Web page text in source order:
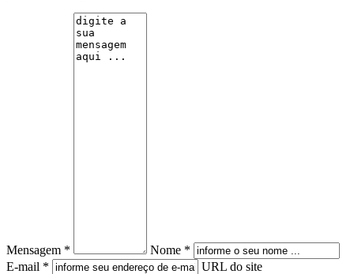
Mensagem *
Nome *
E-mail *
URL do site